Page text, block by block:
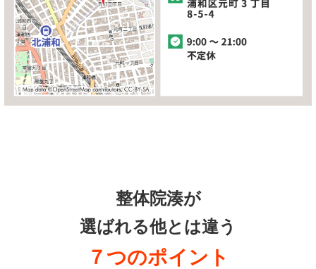
整体院湊が
選ばれる他とは違う
７つのポイント